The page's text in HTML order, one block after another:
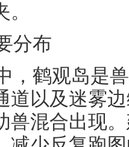
分布
，鹤观岛是
道以及迷雾
兽混合出现